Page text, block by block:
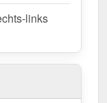
links